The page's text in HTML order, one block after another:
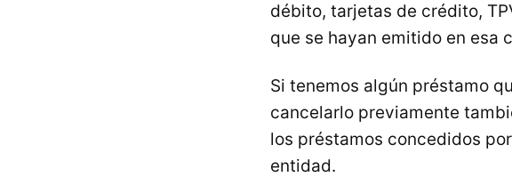
débito, tarjetas de crédito,
que se hayan emitido en esa
Si tenemos algún préstamo
cancelarlo previamente
los préstamos concedidos
entidad.